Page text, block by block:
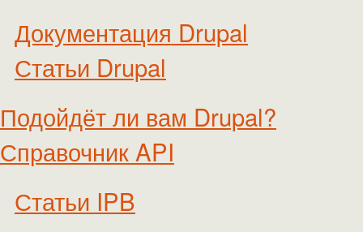
Документация Drupal
Статьи Drupal
Подойдёт ли вам Drupal?
Справочник API
Статьи IPB